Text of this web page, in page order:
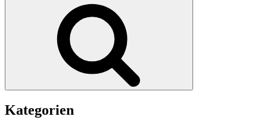
Licht
Schatten“
Kategorien